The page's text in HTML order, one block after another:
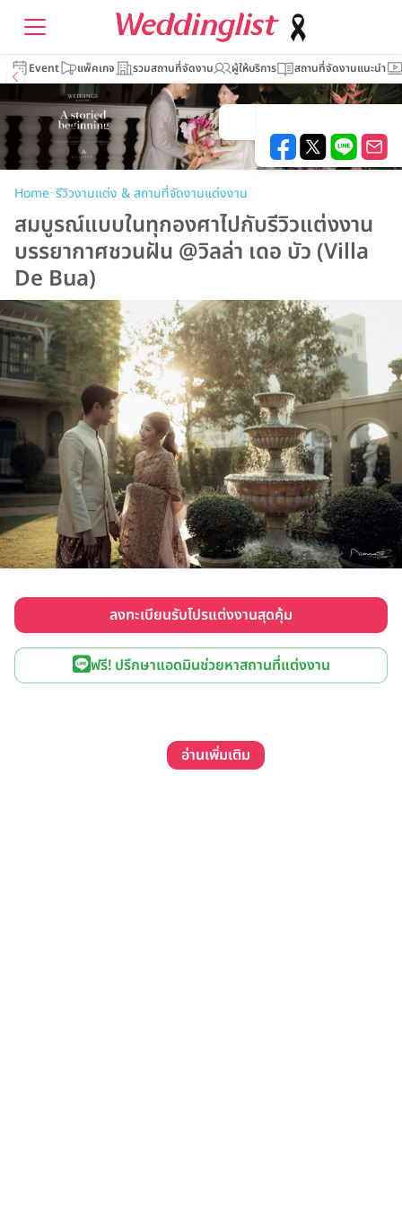
Event แพ็คเกจ รวมสถานที่จัดงาน ผู้ให้บริการ สถานที่จัดงานแนะนำ
Home–รีวิวงานแต่ง & สถานที่จัดงานแต่งงาน
สมบูรณ์แบบในทุกองศาไปกับรีวิวแต่งงาน
บรรยากาศชวนฝัน @วิลล่า เดอ บัว (Villa
De Bua)
ลงทะเบียนรับโปรแต่งงานสุดคุ้ม
ฟรี! ปรึกษาแอดมินช่วยหาสถานที่แต่งงาน
อ่านเพิ่มเติม